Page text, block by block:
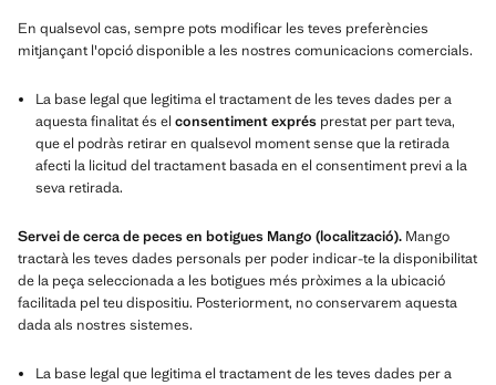
En qualsevol cas, sempre pots modificar les teves preferències
mitjançant l'opció disponible a les nostres comunicacions comercials.
La base legal que legitima el tractament de les teves dades per a
aquesta finalitat és el consentiment exprés prestat per part teva,
que el podràs retirar en qualsevol moment sense que la retirada
afecti la licitud del tractament basada en el consentiment previ a la
seva retirada.
Servei de cerca de peces en botigues Mango (localització). Mango
tractarà les teves dades personals per poder indicar-te la disponibilitat
de la peça seleccionada a les botigues més pròximes a la ubicació
facilitada pel teu dispositiu. Posteriorment, no conservarem aquesta
dada als nostres sistemes.
La base legal que legitima el tractament de les teves dades per a